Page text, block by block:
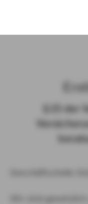
§ 15 der